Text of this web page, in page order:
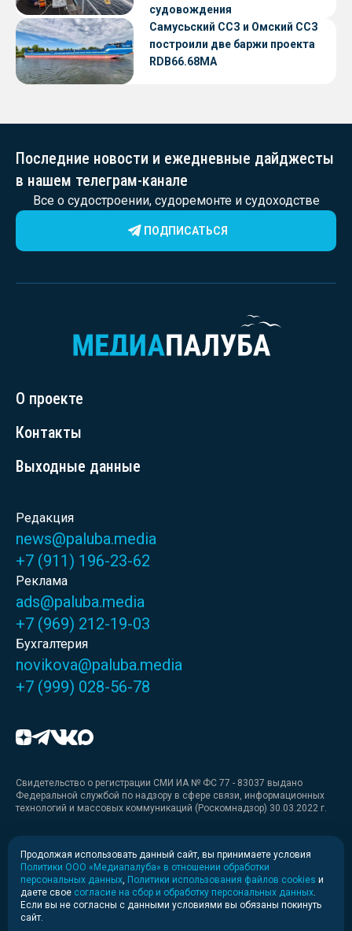
судовождения
Самусьский ССЗ и Омский ССЗ
построили две баржи проекта
RDB66.68МА
Последние новости и ежедневные дайджесты
в нашем телеграм-канале
Все о судостроении, судоремонте и судоходстве
ПОДПИСАТЬСЯ
О проекте
Контакты
Выходные данные
Редакция
news@paluba.media
+7 (911) 196-23-62
Реклама
ads@paluba.media
+7 (969) 212-19-03
Бухгалтерия
novikova@paluba.media
+7 (999) 028-56-78
Свидетельство о регистрации СМИ ИА № ФС 77 - 83037 выдано
Федеральной службой по надзору в сфере связи, информационных
технологий и массовых коммуникаций (Роскомнадзор) 30.03.2022 г.
Медиакит
Медиакит для печати
Политика конфиденциальности
Продолжая использовать данный сайт, вы принимаете условия
Политики ООО «Медиапалуба» в отношении обработки
персональных данных Политики использования файлов cookies и
даете свое согласие на сбор и обработку персональных данных
Если вы не согласны с данными условиями вы обязаны покинуть
сайт.